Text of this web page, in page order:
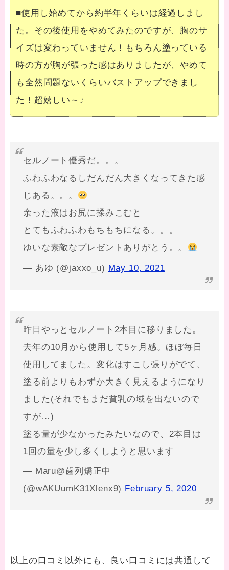
■使用し始めてから約半年くらいは経過しまし
た。その後使用をやめてみたのですが、胸のサ
イズは変わっていません！もちろん塗っている
時の方が胸が張った感はありましたが、やめて
も全然問題ないくらいバストアップできまし
た！超嬉しい～♪
セルノート優秀だ。。。
ふわふわなるしだんだん大きくなってきた感
じある。。。
余った液はお尻に揉みこむと
とてもふわふわもちもちになる。。。
ゆいな素敵なプレゼントありがとう。。
— あゆ (@jaxxo_u) May 10, 2021
昨日やっとセルノート2本目に移りました。
去年の10月から使用して5ヶ月感。ほぼ毎日
使用してました。変化はすこし張りがでて、
塗る前よりもわずか大きく見えるようになり
ました(それでもまだ貧乳の域を出ないので
すが…)
塗る量が少なかったみたいなので、2本目は
1回の量を少し多くしようと思います
— Maru@歯列矯正中
(@wAKUumK31Xlenx9) February 5, 2020
以上の口コミ以外にも、良い口コミには共通して